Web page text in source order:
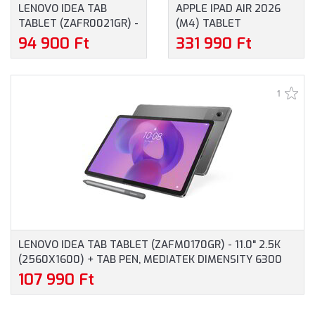
LENOVO IDEA TAB
TABLET (ZAFR0021GR) -
11.0" 2.5K (2560X1600)
+ TAB PEN + FOLIO
SZÜRKE (TB336FU)
MAGYAR SZOFTVER!
ÉRINTŐCERUZÁVAL,
TOKKAL, ADAPTER
94 900 Ft
APPLE IPAD AIR 2026
(M4) TABLET
(MH334HC/A) - 11.0"
(2360X1640), APPLE M4
331 990 Ft
1
LENOVO IDEA TAB TABLET (ZAFM0170GR) - 11.0" 2.5K
(2560X1600) + TAB PEN, MEDIATEK DIMENSITY 6300
OC, 8GB/256GB, WI-FI + BT + LTE 5G, ANDROID TABLET -
SZÜRKE (TB336ZU) MAGYAR SZOFTVER!
107 990 Ft